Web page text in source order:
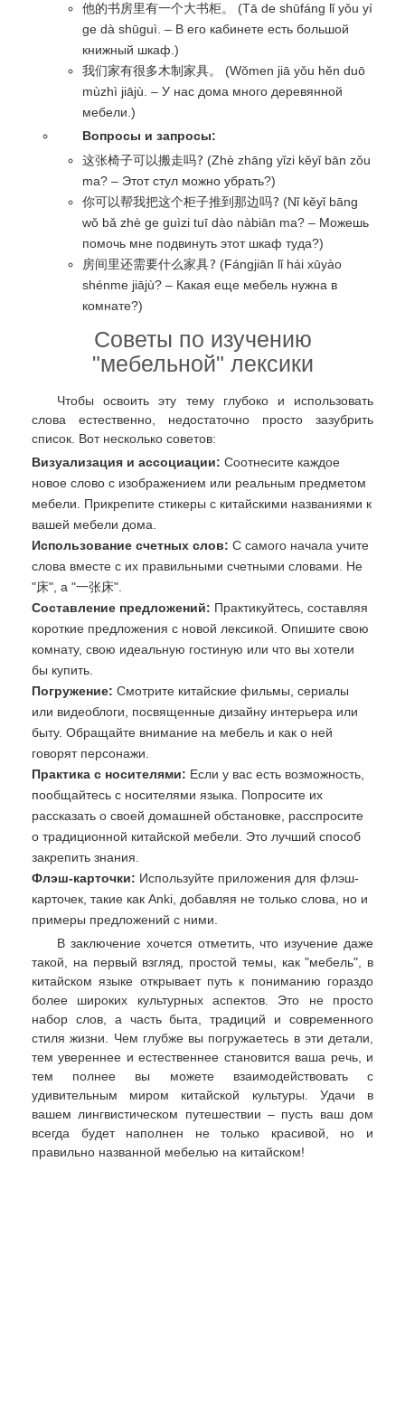
他的书房里有一个大书柜。
(Tā de shūfáng lǐ yǒu yí
ge dà shūguì. – В его кабинете есть большой
книжный шкаф.)
我们家有很多木制家具。
(Wǒmen jiā yǒu hěn duō
mùzhì jiājù. – У нас дома много деревянной
мебели.)
Вопросы и запросы:
这张椅子可以搬走吗? (Zhè zhāng yǐzi kěyǐ bān zǒu
ma? – Этот стул можно убрать?)
你可以帮我把这个柜子推到那边吗? (Nǐ kěyǐ bāng
wǒ bǎ zhè ge guìzi tuī dào nàbiān ma? – Можешь
помочь мне подвинуть этот шкаф туда?)
房间里还需要什么家具? (Fángjiān lǐ hái xūyào
shénme jiājù? – Какая еще мебель нужна в
комнате?)
Советы по изучению
"мебельной" лексики
Чтобы освоить эту тему глубоко и использовать
слова естественно, недостаточно просто зазубрить
список. Вот несколько советов:
Визуализация и ассоциации: Соотнесите каждое
новое слово с изображением или реальным предметом
мебели. Прикрепите стикеры с китайскими названиями к
вашей мебели дома.
Использование счетных слов: С самого начала учите
слова вместе с их правильными счетными словами. Не
"床", а "一张床".
Составление предложений: Практикуйтесь, составляя
короткие предложения с новой лексикой. Опишите свою
комнату, свою идеальную гостиную или что вы хотели
бы купить.
Погружение: Смотрите китайские фильмы, сериалы
или видеоблоги, посвященные дизайну интерьера или
быту. Обращайте внимание на мебель и как о ней
говорят персонажи.
Практика с носителями: Если у вас есть возможность,
пообщайтесь с носителями языка. Попросите их
рассказать о своей домашней обстановке, расспросите
о традиционной китайской мебели. Это лучший способ
закрепить знания.
Флэш-карточки: Используйте приложения для флэш-
карточек, такие как Anki, добавляя не только слова, но и
примеры предложений с ними.
В заключение хочется отметить, что изучение даже
такой, на первый взгляд, простой темы, как "мебель", в
китайском языке открывает путь к пониманию гораздо
более широких культурных аспектов. Это не просто
набор слов, а часть быта, традиций и современного
стиля жизни. Чем глубже вы погружаетесь в эти детали,
тем увереннее и естественнее становится ваша речь, и
тем полнее вы можете взаимодействовать с
удивительным миром китайской культуры. Удачи в
вашем лингвистическом путешествии – пусть ваш дом
всегда будет наполнен не только красивой, но и
правильно названной мебелью на китайском!